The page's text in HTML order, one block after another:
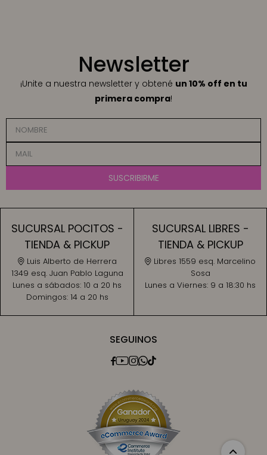
SEGUINOS

Newsletter
¡Unite a nuestra newsletter y obtené un 10% off en tu
primera compra!
SUSCRIBIRME
SUCURSAL POCITOS -
TIENDA & PICKUP
Luis Alberto de Herrera
1349 esq. Juan Pablo Laguna
Lunes a sábados: 10 a 20 hs
Domingos: 14 a 20 hs
SUCURSAL LIBRES -
TIENDA & PICKUP
Libres 1559 esq. Marcelino
Sosa
Lunes a Viernes: 9 a 18:30 hs